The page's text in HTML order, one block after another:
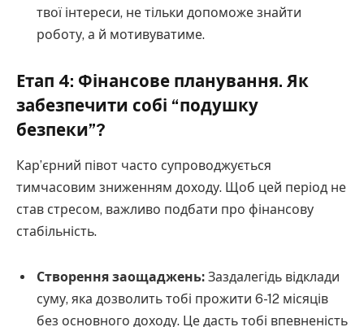
твої інтереси, не тільки допоможе знайти
роботу, а й мотивуватиме.
Етап 4: Фінансове планування. Як
забезпечити собі “подушку
безпеки”?
Кар’єрний півот часто супроводжується
тимчасовим зниженням доходу. Щоб цей період не
став стресом, важливо подбати про фінансову
стабільність.
Створення заощаджень: Заздалегідь відклади
суму, яка дозволить тобі прожити 6-12 місяців
без основного доходу. Це дасть тобі впевненість